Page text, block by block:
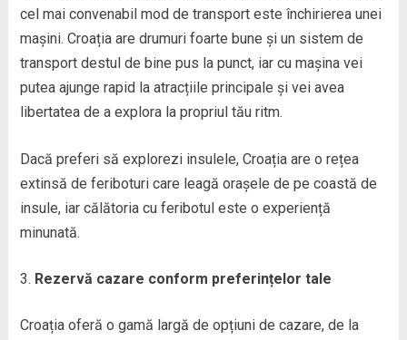
cel mai convenabil mod de transport este închirierea unei
mașini. Croația are drumuri foarte bune și un sistem de
transport destul de bine pus la punct, iar cu mașina vei
putea ajunge rapid la atracțiile principale și vei avea
libertatea de a explora la propriul tău ritm.
Dacă preferi să explorezi insulele, Croația are o rețea
extinsă de feriboturi care leagă orașele de pe coastă de
insule, iar călătoria cu feribotul este o experiență
minunată.
Rezervă cazare conform preferințelor tale
Croația oferă o gamă largă de opțiuni de cazare, de la